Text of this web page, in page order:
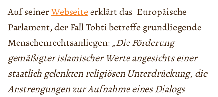
Auf seinerWebseiteerklärt das Europäische
Parlament, der Fall Tohti betreffe grundliegende
Menschenrechtsanliegen: „Die Förderung
gemäßigter islamischer Werte angesichts einer
staatlich gelenkten religiösen Unterdrückung, die
Anstrengungen zur Aufnahme eines Dialogs